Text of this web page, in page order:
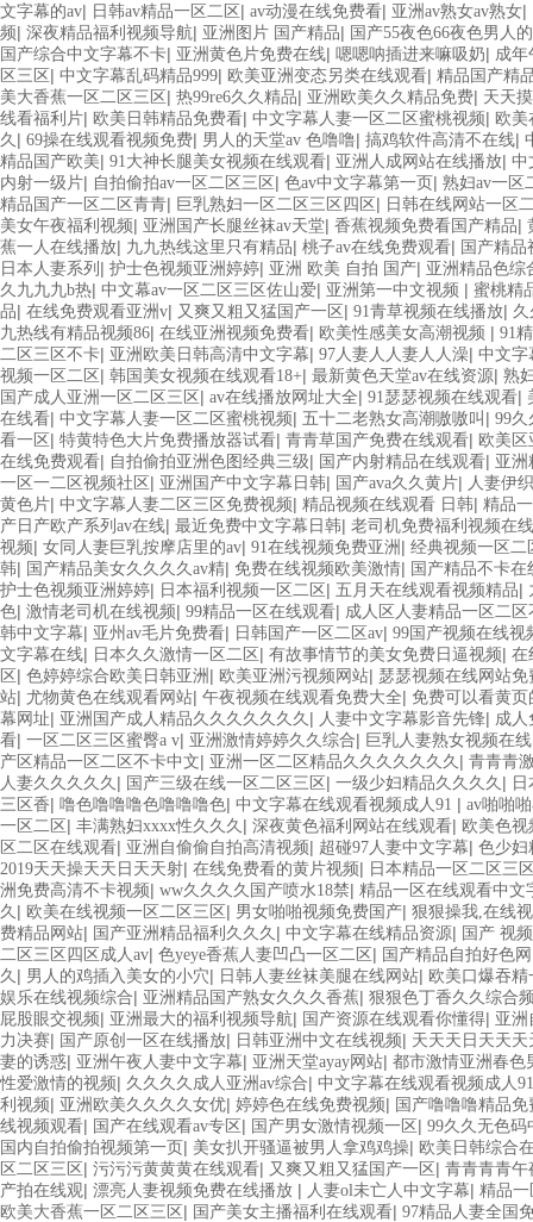
文字幕的av| 日韩av精品一区二区 | av动漫在线免费看| 亚洲av熟女av熟女|
频| 深夜精品福利视频导航| 亚洲图片 国产精品| 国产55夜色66夜色男人
国产综合中文字幕不卡| 亚洲黄色片免费在线| 嗯嗯呐插进来嘛吸奶| 成年
区三区 | 中文字幕乱码精品999| 欧美亚洲变态另类在线观看| 精品国产精
美大香蕉一区二区三区 | 热99re6久久精品| 亚洲欧美久久精品免费| 天天
线看福利片| 欧美日韩精品免费看| 中文字幕人妻一区二区蜜桃视频| 欧
久 | 69操在线观看视频免费| 男人的天堂av 色噜噜| 搞鸡软件高清不在线|
精品国产欧美| 91大神长腿美女视频在线观看| 亚洲人成网站在线播放| 中
内射一级片| 自拍偷拍av一区二区三区 | 色av中文字幕第一页 | 熟妇av一区
精品国产一区二区青青| 巨乳熟妇一区二区三区四区 | 日韩在线网站一区
美女午夜福利视频| 亚洲国产长腿丝袜av天堂| 香蕉视频免费看国产精品|
蕉一人在线播放| 九九热线这里只有精品| 桃子av在线免费观看| 国产精
日本人妻系列 | 护士色视频亚洲婷婷| 亚洲 欧美 自拍 国产| 亚洲精品色综
久九九九b热| 中文幕av一区二区三区佐山爱| 亚洲第一中文视频 | 蜜桃精
品| 在线免费观看亚洲v| 又爽又粗又猛国产一区 | 91青草视频在线播放|
九热线有精品视频86| 在线亚洲视频免费看| 欧美性感美女高潮视频 | 91
二区三区不卡| 亚洲欧美日韩高清中文字幕| 97人妻人人妻人人澡| 中文
视频一区二区 | 韩国美女视频在线观看18+| 最新黄色天堂av在线资源| 熟
国产成人亚洲一区二区三区 | av在线播放网址大全| 91瑟瑟视频在线观看|
在线看| 中文字幕人妻一区二区蜜桃视频| 五十二老熟女高潮嗷嗷叫 | 99久
看一区 | 特黄特色大片免费播放器试看| 青青草国产免费在线观看| 欧美
在线免费观看| 自拍偷拍亚洲色图经典三级| 国产内射精品在线观看| 亚洲
一区一二区视频社区 | 亚洲国产中文字幕日韩| 国产ava久久黄片| 人妻伊
黄色片| 中文字幕人妻二区三区免费视频| 精品视频在线观看 日韩| 精品
产日产欧产系列av在线| 最近免费中文字幕日韩| 老司机免费福利视频在
视频| 女同人妻巨乳按摩店里的av| 91在线视频免费亚洲 | 经典视频一区二
韩| 国产精品美女久久久久av精| 免费在线视频欧美激情| 国产精品不卡在
护士色视频亚洲婷婷| 日本福利视频一区二区 | 五月天在线观看视频精品|
色| 激情老司机在线视频| 99精品一区在线观看| 成人区人妻精品一区二区
韩中文字幕| 亚州av毛片免费看| 日韩国产一区二区av| 99国产视频在线视
文字幕在线| 日本久久激情一区二区 | 有故事情节的美女免费日逼视频| 在
区 | 色婷婷综合欧美日韩亚洲 | 欧美亚洲污视频网站| 瑟瑟视频在线网站免
站| 尤物黄色在线观看网站| 午夜视频在线观看免费大全| 免费可以看黄页
幕网址| 亚洲国产成人精品久久久久久久久 | 人妻中文字幕影音先锋| 成人
看| 一区二区三区蜜臀a v| 亚洲激情婷婷久久综合| 巨乳人妻熟女视频在线
产区精品一区二区不卡中文| 亚洲一区二区精品久久久久久久久 | 青青青
人妻久久久久久 | 国产三级在线一区二区三区 | 一级少妇精品久久久久 |
三区香| 噜色噜噜噜色噜噜噜色| 中文字幕在线观看视频成人91 | av啪啪
一区二区 | 丰满熟妇xxxx性久久久 | 深夜黄色福利网站在线观看| 欧美色
区二区在线观看| 亚洲自偷偷自拍高清视频| 超碰97人妻中文字幕| 色少妇
2019天天操天天日天天射| 在线免费看的黄片视频| 日本精品一区二区三
洲免费高清不卡视频| ww久久久久国产喷水18禁| 精品一区在线观看中文
久 | 欧美在线视频一区二区三区 | 男女啪啪视频免费国产| 狠狠操我,在线
费精品网站| 国产亚洲精品福利久久久 | 中文字幕在线精品资源| 国产 视
二区三区四区成人av| 色yeye香蕉人妻凹凸一区二区 | 国产精品自拍好色网
久 | 男人的鸡插入美女的小穴| 日韩人妻丝袜美腿在线网站| 欧美口爆吞
娱乐在线视频综合| 亚洲精品国产熟女久久久香蕉| 狠狠色丁香久久综合
屁股眼交视频| 亚洲最大的福利视频导航| 国产资源在线观看你懂得| 亚洲
力决赛| 国产原创一区在线播放| 日韩亚洲中文在线视频| 天天天日天天天
妻的诱惑| 亚洲午夜人妻中文字幕| 亚洲天堂ayay网站| 都市激情亚洲春色
性爱激情的视频| 久久久久成人亚洲av综合| 中文字幕在线观看视频成人91
利视频| 亚洲欧美久久久久女优| 婷婷色在线免费视频| 国产噜噜噜精品免
线视频观看| 国产在线观看av专区 | 国产男女激情视频一区 | 99久久无色码
国内自拍偷拍视频第一页 | 美女扒开骚逼被男人拿鸡鸡操| 欧美日韩综合
区二区三区 | 污污污黄黄黄在线观看| 又爽又粗又猛国产一区 | 青青青青午
产拍在线观| 漂亮人妻视频免费在线播放 | 人妻ol未亡人中文字幕| 精品
欧美大香蕉一区二区三区 | 国产美女主播福利在线观看| 97精品人妻全国